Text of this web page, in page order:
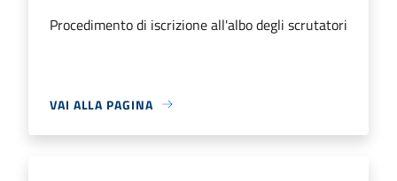
Procedimento di iscrizione all'albo degli scrutatori
VAI ALLA PAGINA